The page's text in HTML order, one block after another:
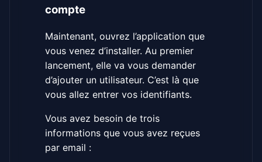
compte
Maintenant, ouvrez l’application que
vous venez d’installer. Au premier
lancement, elle va vous demander
d’ajouter un utilisateur. C’est là que
vous allez entrer vos identifiants.
Vous avez besoin de trois
informations que vous avez reçues
par email :